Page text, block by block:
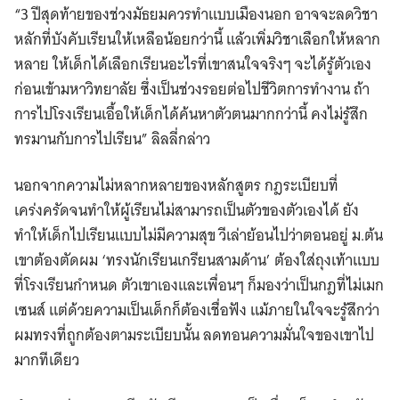
“3 ปีสุดท้ายของช่วงมัธยมควรทำแบบเมืองนอก อาจจะลดวิชา
หลักที่บังคับเรียนให้เหลือน้อยกว่านี้ แล้วเพิ่มวิชาเลือกให้หลาก
หลาย ให้เด็กได้เลือกเรียนอะไรที่เขาสนใจจริงๆ จะได้รู้ตัวเอง
ก่อนเข้ามหาวิทยาลัย ซึ่งเป็นช่วงรอยต่อไปชีวิตการทำงาน ถ้า
การไปโรงเรียนเอื้อให้เด็กได้ค้นหาตัวตนมากกว่านี้ คงไม่รู้สึก
ทรมานกับการไปเรียน” ลิลลี่กล่าว
นอกจากความไม่หลากหลายของหลักสูตร กฎระเบียบที่
เคร่งครัดจนทำให้ผู้เรียนไม่สามารถเป็นตัวของตัวเองได้ ยัง
ทำให้เด็กไปเรียนแบบไม่มีความสุข วีเล่าย้อนไปว่าตอนอยู่ ม.ต้น
เขาต้องตัดผม ‘ทรงนักเรียนเกรียนสามด้าน’ ต้องใส่ถุงเท้าแบบ
ที่โรงเรียนกำหนด ตัวเขาเองและเพื่อนๆ ก็มองว่าเป็นกฎที่ไม่เมก
เซนส์ แต่ด้วยความเป็นเด็กก็ต้องเชื่อฟัง แม้ภายในใจจะรู้สึกว่า
ผมทรงที่ถูกต้องตามระเบียบนั้น ลดทอนความมั่นใจของเขาไป
มากทีเดียว